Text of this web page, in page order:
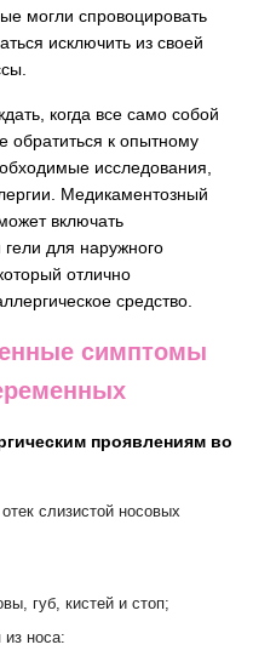
могли спровоцировать
исключить из своей
когда все само собой
обратиться к опытному
исследования,
Медикаментозный
включать
для наружного
отлично
средство.
симптомы
проявлениям во
слизистой носовых
губ, кистей и стоп;
носа: